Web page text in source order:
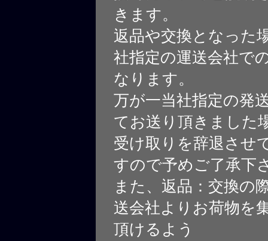
きます。
返品や交換となった
社指定の運送会社で
なります。
万が一当社指定の発
てお送り頂きました
受け取りを辞退させ
すので予めご了承下
また、返品：交換の
送会社よりお荷物を
頂けるよう